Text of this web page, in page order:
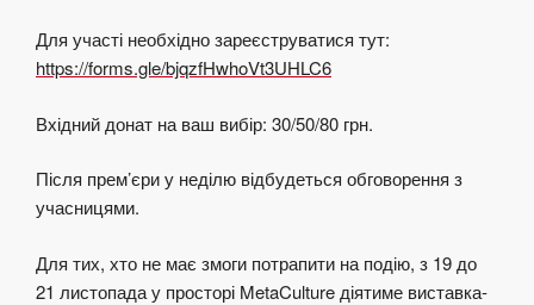
Для участі необхідно зареєструватися тут:
https://forms.gle/bjqzfHwhoVt3UHLC6
Вхідний донат на ваш вибір: 30/50/80 грн.
Після прем’єри у неділю відбудеться обговорення з
учасницями.
Для тих, хто не має змоги потрапити на подію, з 19 до
21 листопада у просторі MetaCulture діятиме виставка-